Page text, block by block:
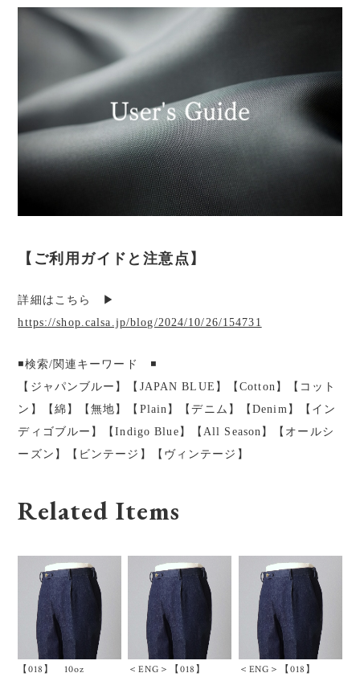
【ご利用ガイドと注意点】
詳細はこちら ▶︎
https://shop.calsa.jp/blog/2024/10/26/154731
◾️検索/関連キーワード ◾️
【ジャパンブルー】【JAPAN BLUE】【Cotton】【コット
ン】【綿】【無地】【Plain】【デニム】【Denim】【イン
ディゴブルー】【Indigo Blue】【All Season】【オールシ
ーズン】【ビンテージ】【ヴィンテージ】
Related Items
【018】 10oz
＜ENG＞【018】
＜ENG＞【018】